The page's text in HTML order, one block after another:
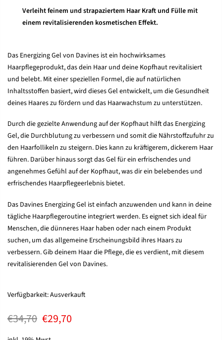
Verleiht feinem und strapaziertem Haar Kraft und Fülle mit
einem revitalisierenden kosmetischen Effekt.
Das Energizing Gel von Davines ist ein hochwirksames
Haarpflegeprodukt, das dein Haar und deine Kopfhaut revitalisiert
und belebt. Mit einer speziellen Formel, die auf natürlichen
Inhaltsstoffen basiert, wird dieses Gel entwickelt, um die Gesundheit
deines Haares zu fördern und das Haarwachstum zu unterstützen.
Durch die gezielte Anwendung auf der Kopfhaut hilft das Energizing
Gel, die Durchblutung zu verbessern und somit die Nährstoffzufuhr zu
den Haarfollikeln zu steigern. Dies kann zu kräftigerem, dickerem Haar
führen. Darüber hinaus sorgt das Gel für ein erfrischendes und
angenehmes Gefühl auf der Kopfhaut, was dir ein belebendes und
erfrischendes Haarpflegeerlebnis bietet.
Das Davines Energizing Gel ist einfach anzuwenden und kann in deine
tägliche Haarpflegeroutine integriert werden. Es eignet sich ideal für
Menschen, die dünneres Haar haben oder nach einem Produkt
suchen, um das allgemeine Erscheinungsbild ihres Haars zu
verbessern. Gib deinem Haar die Pflege, die es verdient, mit diesem
revitalisierenden Gel von Davines.
Verfügbarkeit:Ausverkauft
€34,70 €29,70